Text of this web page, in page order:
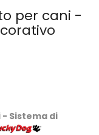
per cani -
Sistema di